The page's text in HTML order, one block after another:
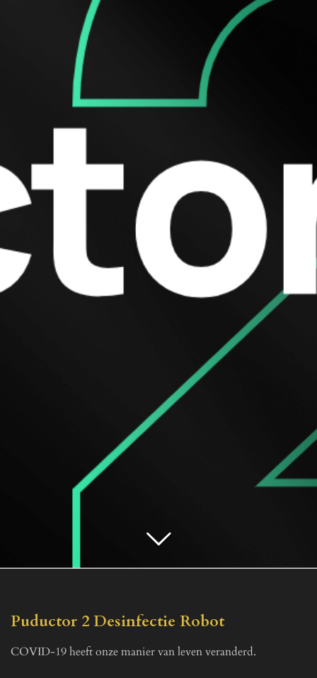
Puductor 2 Desinfectie Robot
COVID-19 heeft onze manier van leven veranderd.